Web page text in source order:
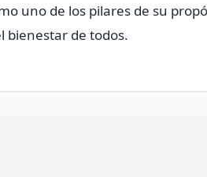
uno de los pilares de su
bienestar de todos.